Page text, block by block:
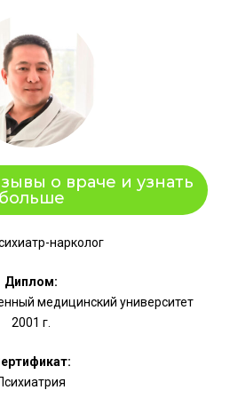
о враче и узнать
больше
нарколог
Диплом:
медицинский университет
2001 г.